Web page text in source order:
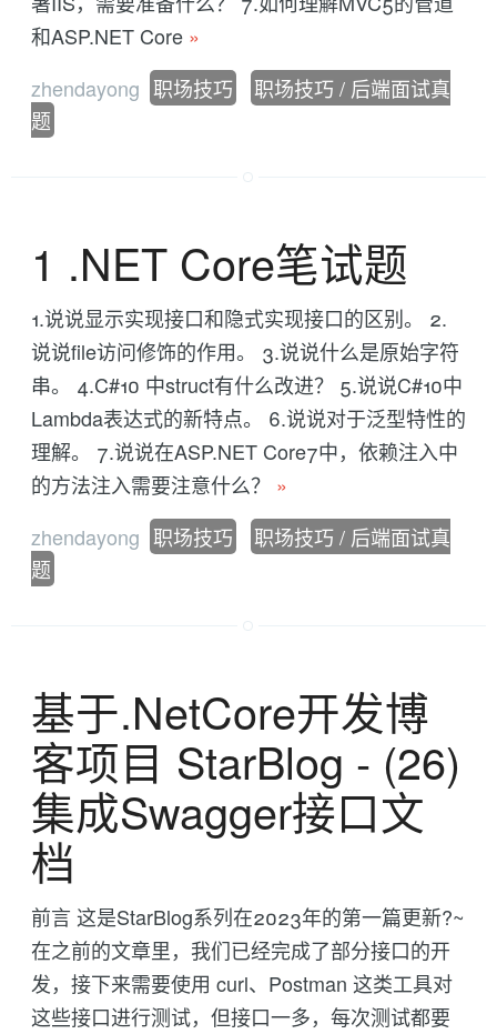
和ASP.NET Core »
zhendayong 职场技巧
职场技巧 / 后端面试真
题
1 .NET Core笔试题
1.说说显示实现接口和隐式实现接口的区别。 2.
说说file访问修饰的作用。 3.说说什么是原始字符
串。 4.C#10 中struct有什么改进？ 5.说说C#10中
Lambda表达式的新特点。 6.说说对于泛型特性的
理解。 7.说说在ASP.NET Core7中，依赖注入中
的方法注入需要注意什么？ »
zhendayong 职场技巧
职场技巧 / 后端面试真
题
基于.NetCore开发博
客项目 StarBlog - (26)
集成Swagger接口文
档
前言 这是StarBlog系列在2023年的第一篇更新?~
在之前的文章里，我们已经完成了部分接口的开
发，接下来需要使用 curl、Postman 这类工具对
这些接口进行测试，但接口一多，每次测试都要